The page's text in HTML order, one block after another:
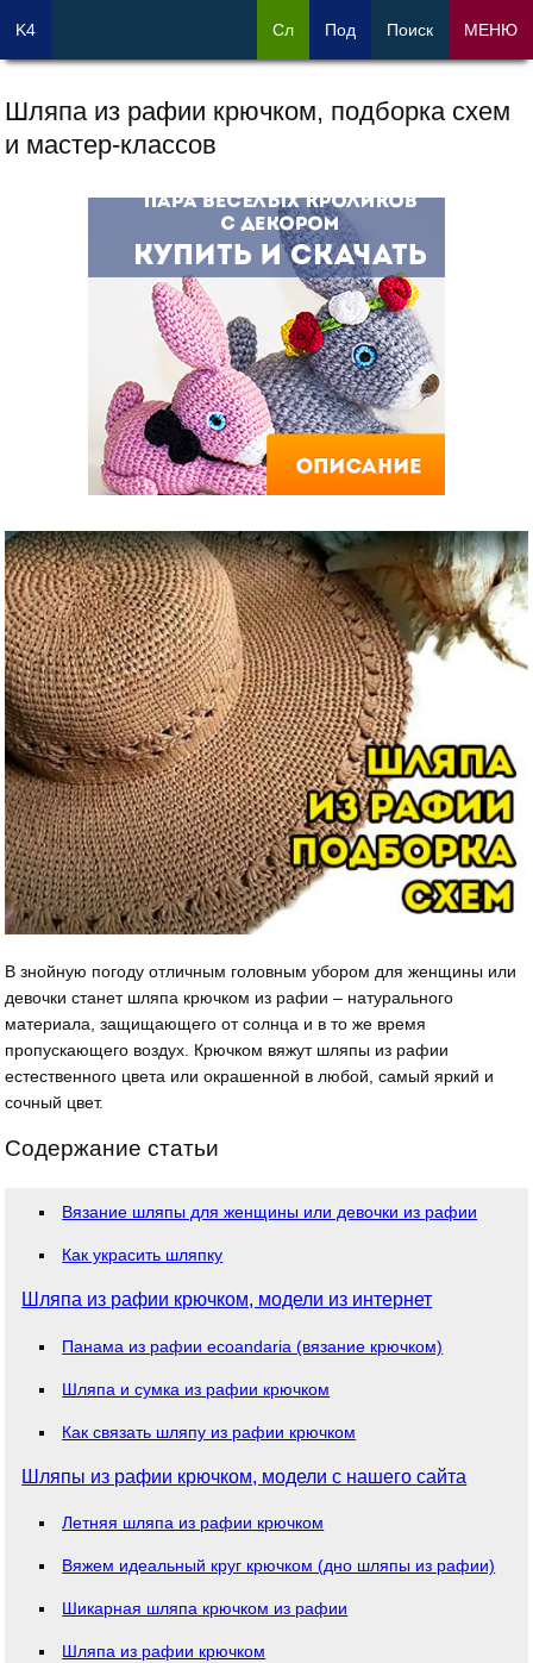
Шляпа из рафии крючком, подборка схем
и мастер-классов
В знойную погоду отличным головным убором для женщины или
девочки станет шляпа крючком из рафии – натурального
материала, защищающего от солнца и в то же время
пропускающего воздух. Крючком вяжут шляпы из рафии
естественного цвета или окрашенной в любой, самый яркий и
сочный цвет.
Содержание статьи
Вязание шляпы для женщины или девочки из рафии
Как украсить шляпку
Шляпа из рафии крючком, модели из интернет
Панама из рафии ecoandaria (вязание крючком)
Шляпа и сумка из рафии крючком
Как связать шляпу из рафии крючком
Шляпы из рафии крючком, модели с нашего сайта
Летняя шляпа из рафии крючком
Вяжем идеальный круг крючком (дно шляпы из рафии)
Шикарная шляпа крючком из рафии
Шляпа из рафии крючком
K4 Сл Под Поиск МЕНЮ